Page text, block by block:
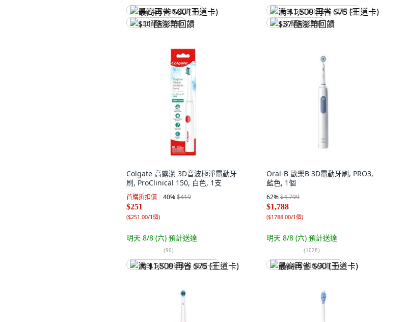
最高再省 $80 (王道卡)
$11 酷澎幣回饋
满 $1,500 再省 $75 (王道卡)
$37 酷澎幣回饋
Colgate 高露潔 3D音波極淨電動牙
刷, ProClinical 150, 白色, 1支
首購折扣價 40%$419
$251
($251.00/1個)
明天 8/8 (六) 預計送達
(90)
满 $1,500 再省 $75 (王道卡)
Oral-B 歐樂B 3D電動牙刷, PRO3,
藍色, 1個
62%$4,799
$1,788
($1788.00/1個)
明天 8/8 (六) 預計送達
(1028)
最高再省 $90 (王道卡)